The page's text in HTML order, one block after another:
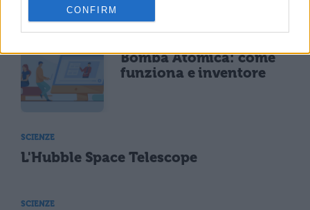
CONFIRM
Bomba Atomica: come
funziona e inventore
SCIENZE
L'Hubble Space Telescope
SCIENZE